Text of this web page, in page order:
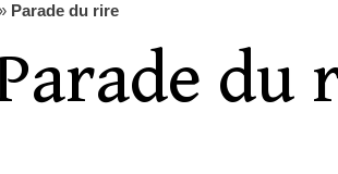
Parade du rire
du